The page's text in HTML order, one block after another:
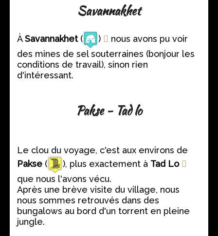
Savannakhet
ÀSavannakhet( )
nous avons pu voir
des mines de sel souterraines (bonjour les
conditions de travail), sinon rien
d'intéressant.
Pakse - Tad lo
Le clou du voyage, c'est aux environs de
Pakse ( ), plus exactement à Tad Lo
que nous l'avons vécu.
Après une brève visite du village, nous
nous sommes retrouvés dans des
bungalows au bord d'un torrent en pleine
jungle.